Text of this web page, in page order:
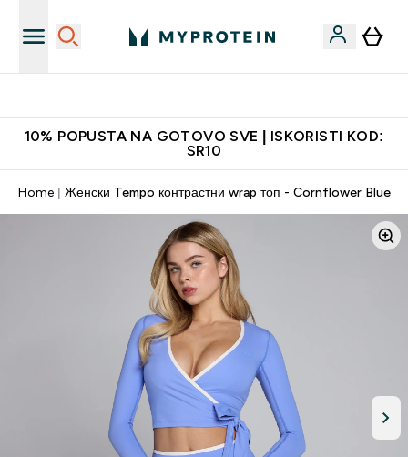
10% POPUSTA NA GOTOVO SVE | ISKORISTI KOD:
SR10
Home Женски Tempo контрастни wrap топ - Cornflower Blue